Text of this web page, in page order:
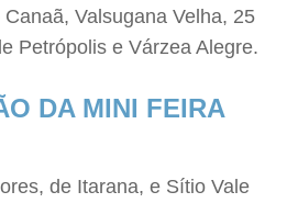
Valsugana Velha, 25
Petrópolis e Várzea Alegre.
DA MINI FEIRA
de Itarana, e Sítio Vale